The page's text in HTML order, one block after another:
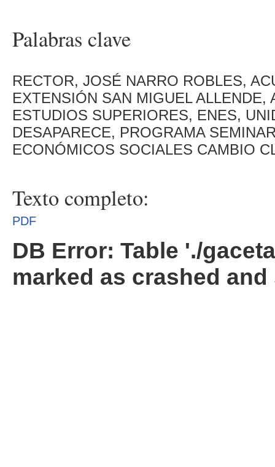
Palabras clave
RECTOR, JOSÉ NARRO ROBLES,
EXTENSIÓN SAN MIGUEL ALLENDE,
ESTUDIOS SUPERIORES, ENES,
DESAPARECE, PROGRAMA
ECONÓMICOS SOCIALES CAMBIO
Texto completo:
PDF
DB Error: Table './
marked as crashed